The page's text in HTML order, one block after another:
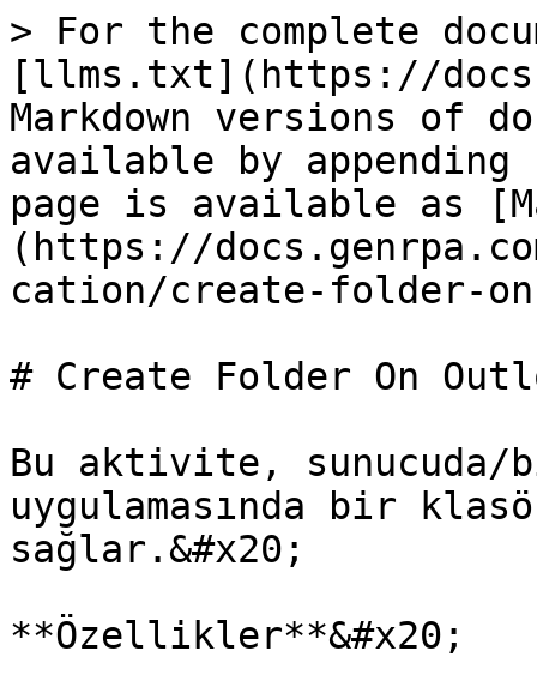
> For the complete
[llms.txt](https://
Markdown versions of
available by
page is available as
(https://
cation/create-folder-
# Create Folder On
Bu aktivite, sunucuda/
uygulamasında bir
sağlar.&#x20;
**Özellikler**&#x20;